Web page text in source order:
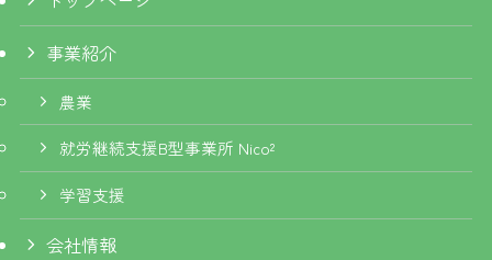
事業紹介
農業
就労継続支援B型事業所 Nico²
学習支援
会社情報